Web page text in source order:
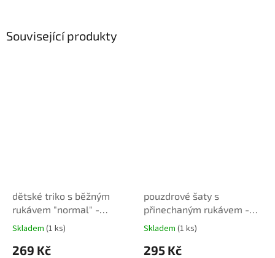
Související produkty
dětské triko s běžným
rukávem "normal" -
tištěný střih Caramilla
Skladem (1 ks)
269 Kč
pouzdrové šaty s
přinechaným rukávem -
MALÁ PRSA - 32 - 56 -
tištěný střih Caramilla
Skladem (1 ks)
295 Kč